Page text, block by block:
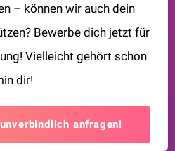
– können wir auch dein
Bewerbe dich jetzt für
Vielleicht gehört schon
dir!
anfragen!